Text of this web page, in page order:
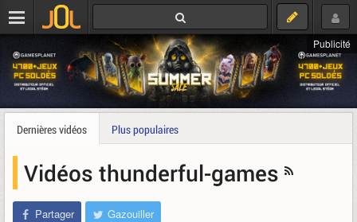
Publicité
Dernières vidéos Plus populaires
Vidéos thunderful-games
Partager Gazouiller